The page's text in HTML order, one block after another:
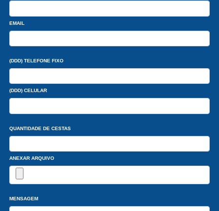
EMAIL
(DDD) TELEFONE FIXO
(DDD) CELULAR
QUANTIDADE DE CESTAS
ANEXAR ARQUIVO
MENSAGEM